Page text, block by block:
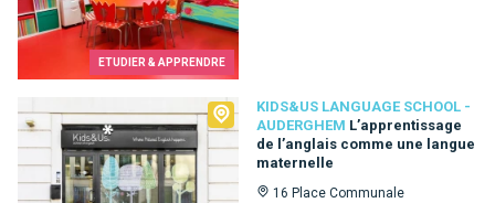
ETUDIER & APPRENDRE
KIDS&US LANGUAGE SCHOOL -
AUDERGHEM L’apprentissage
de l’anglais comme une langue
maternelle
16 Place Communale
Kids&Us language school - Auderghem